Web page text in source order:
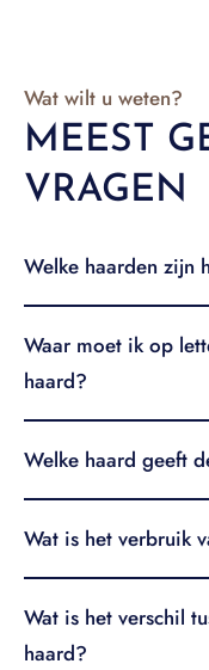
Wat wilt u weten?
MEEST
VRAGEN
Welke haarden zijn
Waar moet ik op
haard?
Welke haard geeft
Wat is het verbruik
Wat is het verschil
haard?